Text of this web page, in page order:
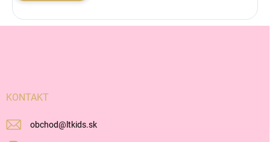
KONTAKT
obchod@ ltkids.sk